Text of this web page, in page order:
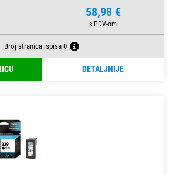
58,98 €
Broj stranica ispisa 0
DETALJNIJE